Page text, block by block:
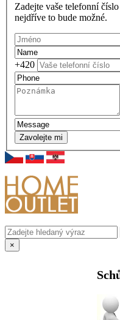
Zadejte vaše telefonní
nejdříve to bude možné.
+420
Zavolejte mi
×